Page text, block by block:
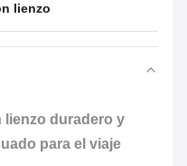
lienzo
lienzo duradero y
para el viaje